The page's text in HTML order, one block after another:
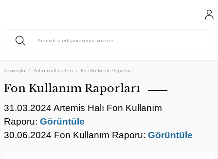
Anasayfa Yatırımcı İlişkileri Fon Kullanım Raporları
Fon Kullanım Raporları
31.03.2024 Artemis Halı Fon Kullanım
Raporu: Görüntüle
30.06.2024 Fon Kullanım Raporu: Görüntüle